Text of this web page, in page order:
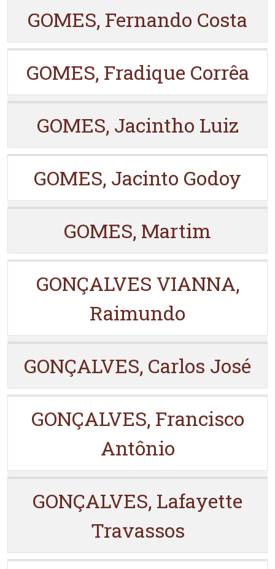
GOMES, Fernando Costa
GOMES, Fradique Corrêa
GOMES, Jacintho Luiz
GOMES, Jacinto Godoy
GOMES, Martim
GONÇALVES VIANNA,
Raimundo
GONÇALVES, Carlos José
GONÇALVES, Francisco
Antônio
GONÇALVES, Lafayette
Travassos